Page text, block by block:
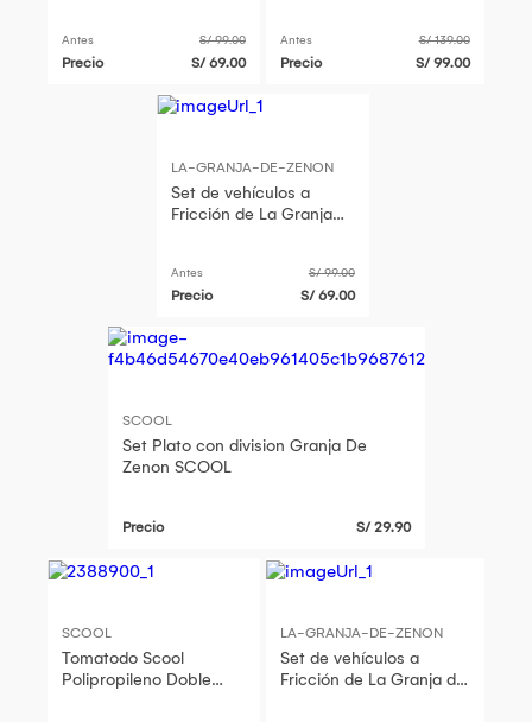
Antes S/ 99.00
Precio S/ 69.00
Antes S/ 139.00
Precio S/ 99.00
LA-GRANJA-DE-ZENON
Set de vehículos a
Fricción de La Granja
Antes S/ 99.00
Precio S/ 69.00
SCOOL
Set Plato con division Granja De
Zenon SCOOL
Precio S/ 29.90
SCOOL
Tomatodo Scool
Polipropileno Doble
LA-GRANJA-DE-ZENON
Set de vehículos a
Fricción de La Granja de